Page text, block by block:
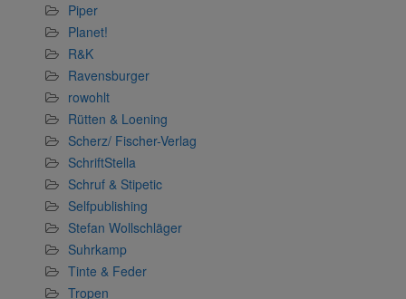
Piper
Planet!
R&K
Ravensburger
rowohlt
Rütten & Loening
Scherz/ Fischer-Verlag
SchriftStella
Schruf & Stipetic
Selfpublishing
Stefan Wollschläger
Suhrkamp
Tinte & Feder
Tropen